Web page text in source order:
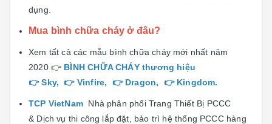
dụng.
Mua bình chữa cháy ở đâu?
Xem tất cả các mẫu bình chữa cháy mới nhất năm
2020 👉 BÌNH CHỮA CHÁYthương hiệu
👉Sky, 👉 Vinfire, 👉 Dragon, 👉 Kingdom.
TCP VietNam Nhà phân phối Trang Thiết Bị PCCC
& Dịch vụ thi công lắp đặt, bảo trì hệ thống PCCC hàng